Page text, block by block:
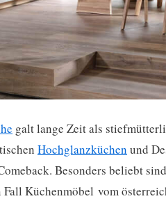
galt lange Zeit als
Hochglanzküchen und
Besonders beliebt sind
Küchenmöbel vom